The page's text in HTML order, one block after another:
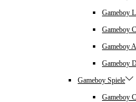
Gameboy
Gameboy
Gameboy
Gameboy
Gameboy Spiele
Gameboy